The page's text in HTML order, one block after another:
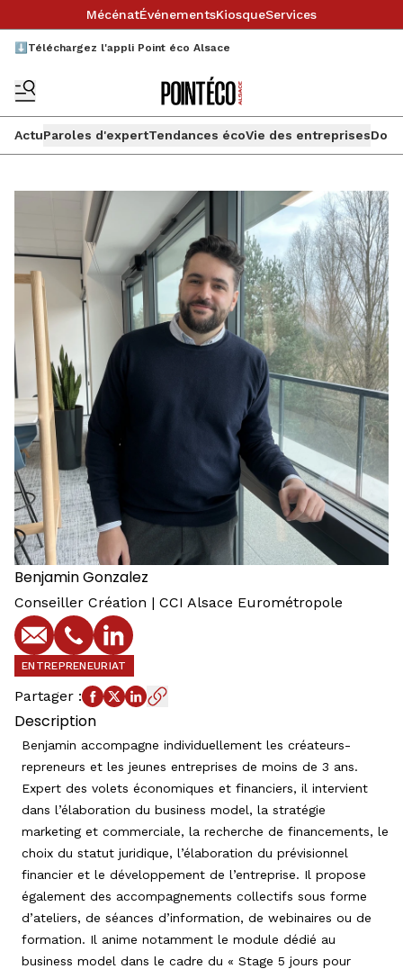
MécénatÉvénementsKiosqueServices
⬇️Téléchargez l'appli Point éco Alsace
ActuParoles d'expertTendances écoVie des entreprises
BenjaminGonzalez
Conseiller Création | CCI Alsace Eurométropole
E-mailTéléphoneProfil LinkedIn
ENTREPRENEURIAT
Partager :
Description
Benjamin accompagne individuellement les créateurs-
repreneurs et les jeunes entreprises de moins de 3 ans.
Expert des volets économiques et financiers, il intervient
dans l’élaboration du business model, la stratégie
marketing et commerciale, la recherche de financements, le
choix du statut juridique, l’élaboration du prévisionnel
financier et le développement de l’entreprise. Il propose
également des accompagnements collectifs sous forme
d’ateliers, de séances d’information, de webinaires ou de
formation. Il anime notamment le module dédié au
business model dans le cadre du « Stage 5 jours pour